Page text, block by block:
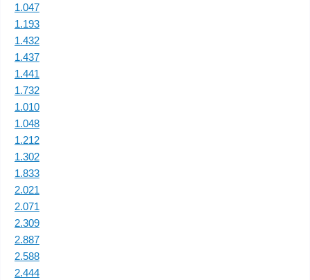
1.047
1.193
1.432
1.437
1.441
1.732
1.010
1.048
1.212
1.302
1.833
2.021
2.071
2.309
2.887
2.588
2.444